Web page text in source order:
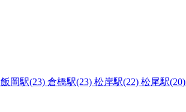
飯岡駅(23) 倉橋駅(23) 松岸駅(22) 松尾駅(20)